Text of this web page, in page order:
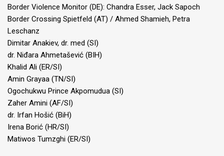
Border Violence Monitor (DE): Chandra Esser, Jack Sapoch
Border Crossing Spietfeld (AT) / Ahmed Shamieh, Petra
Leschanz
Dimitar Anakiev, dr. med (SI)
dr. Niđara Ahmetašević (BIH)
Khalid Ali (ER/SI)
Amin Grayaa (TN/SI)
Ogochukwu Prince Akpomudua (SI)
Zaher Amini (AF/SI)
dr. Irfan Hošić (BiH)
Irena Borić (HR/SI)
Matiwos Tumzghi (ER/SI)